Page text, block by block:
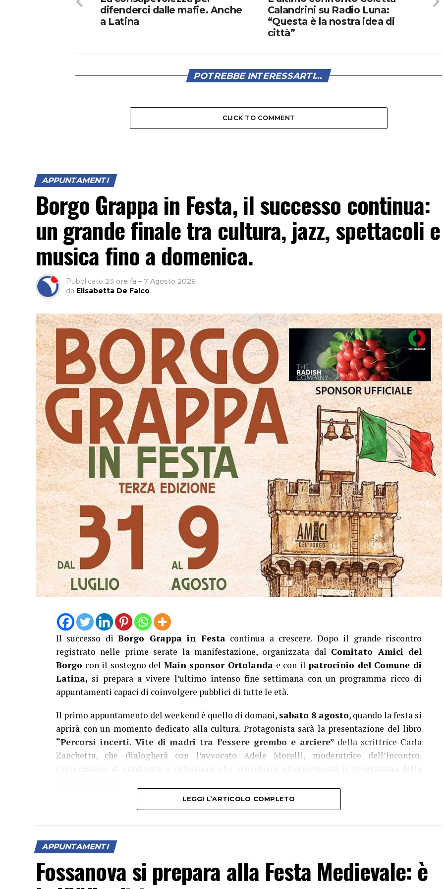
Calandrini su Radio Luna:
“Questa è la nostra idea di
città”
difenderci dalle mafie. Anche
a Latina
POTREBBE INTERESSARTI...
CLICK TO COMMENT
APPUNTAMENTI
Borgo Grappa in Festa, il successo continua:
un grande finale tra cultura, jazz, spettacoli e
musica fino a domenica.
Pubblicato 23 ore fa – 7 Agosto 2026
da Elisabetta De Falco
Il successo diBorgo Grappa in Festacontinua a crescere. Dopo il grande riscontro
registrato nelle prime serate la manifestazione, organizzata dal Comitato Amici del
Borgo con il sostegno del Main sponsor Ortolanda e con il patrocinio del Comune di
Latina, si prepara a vivere l’ultimo intenso fine settimana con un programma ricco di
appuntamenti capaci di coinvolgere pubblici di tutte le età.
Il primo appuntamento del weekend è quello di domani, sabato 8 agosto, quando la festa si
aprirà con un momento dedicato alla cultura. Protagonista sarà la presentazione del libro
“Percorsi incerti. Vite di madri tra l’essere grembo e arciere” della scrittrice Carla
Zanchetta, che dialogherà con l’avvocato Adele Morelli, moderatrice dell’incontro.
Sul palco delGrappa Jazz Festivalsalirà ilLuca Mannutza & Paolo Recchia Duo,
raffinata formazione composta da pianoforte e sassofono contralto, mentre
agosto il festival chiuderà con il Jordan Corda 5et
Jordan Corda insieme a Filippo Bianchini, Dario Rogato (direttore artistico del Grappa Jazz
Festival), Luca Bulgarelli e Sasha Mashin.
LEGGI L’ARTICOLO COMPLETO
APPUNTAMENTI
Fossanova si prepara alla Festa Medievale: è